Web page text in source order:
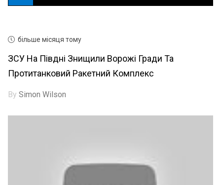
більше місяця тому
ЗСУ На Півдні Знищили Ворожі Гради Та
Протитанковий Ракетний Комплекс
BySimon Wilson